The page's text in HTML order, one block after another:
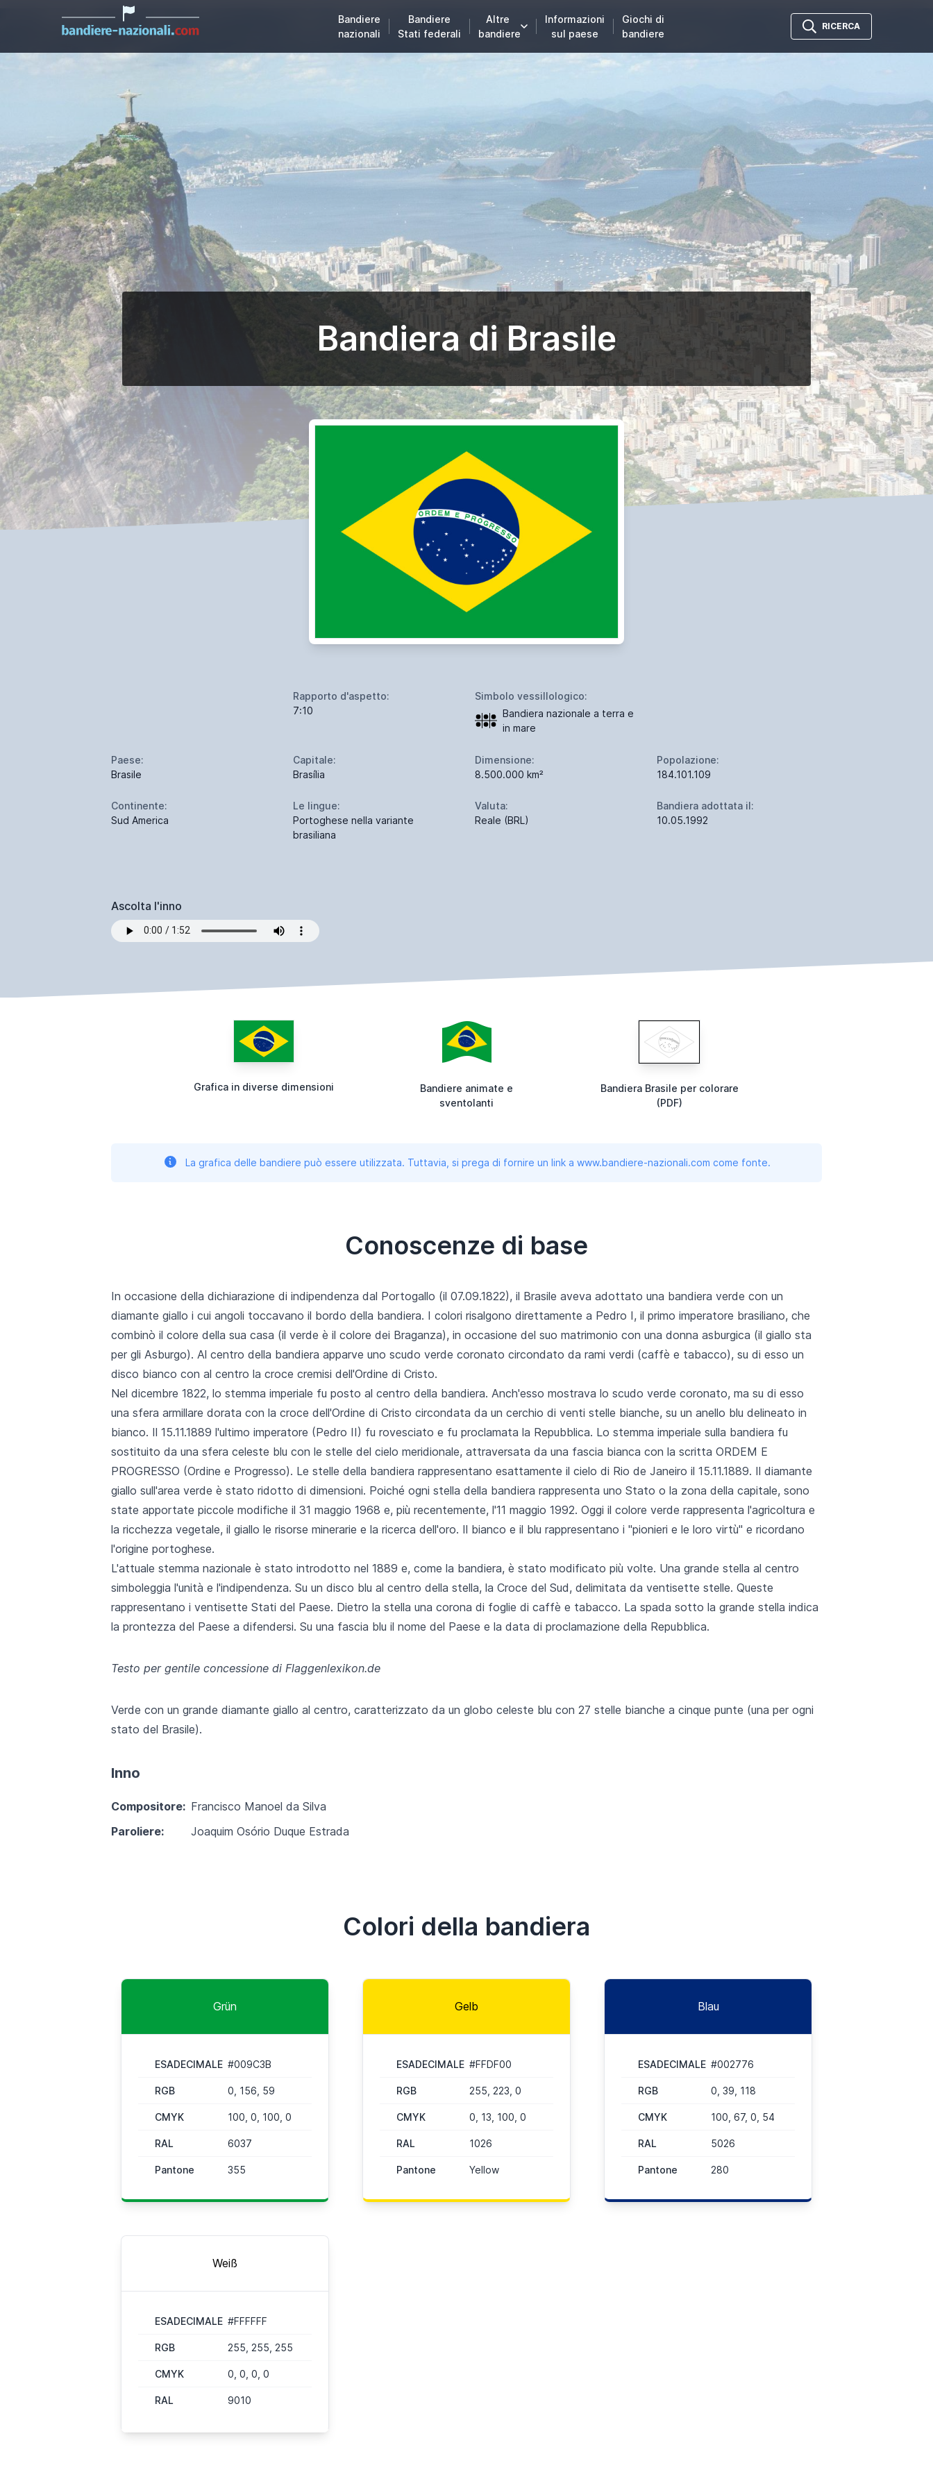
Bandiere
nazionali
Bandiere
Stati federali
Altre
bandiere
Informazioni
sul paese
Giochi di
bandiere
RICERCA
Bandiera di Brasile
Rapporto d'aspetto:
7:10
Simbolo vessillologico:
Bandiera nazionale a terra e
in mare
Paese:
Brasile
Capitale:
Brasília
Dimensione:
8.500.000 km²
Popolazione:
184.101.109
Continente:
Sud America
Le lingue:
Portoghese nella variante
brasiliana
Valuta:
Reale (BRL)
Bandiera adottata il:
10.05.1992
Ascolta l'inno
Grafica in diverse dimensioni
Bandiere animate e
sventolanti
Bandiera Brasile per colorare
(PDF)
La grafica delle bandiere può essere utilizzata. Tuttavia, si prega di fornire un link a www.bandiere-nazionali.com come fonte.
Conoscenze di base
In occasione della dichiarazione di indipendenza dal Portogallo (il 07.09.1822), il Brasile aveva adottato una bandiera verde con un
diamante giallo i cui angoli toccavano il bordo della bandiera. I colori risalgono direttamente a Pedro I, il primo imperatore brasiliano, che
combinò il colore della sua casa (il verde è il colore dei Braganza), in occasione del suo matrimonio con una donna asburgica (il giallo sta
per gli Asburgo). Al centro della bandiera apparve uno scudo verde coronato circondato da rami verdi (caffè e tabacco), su di esso un
disco bianco con al centro la croce cremisi dell'Ordine di Cristo.
Nel dicembre 1822, lo stemma imperiale fu posto al centro della bandiera. Anch'esso mostrava lo scudo verde coronato, ma su di esso
una sfera armillare dorata con la croce dell'Ordine di Cristo circondata da un cerchio di venti stelle bianche, su un anello blu delineato in
bianco. Il 15.11.1889 l'ultimo imperatore (Pedro II) fu rovesciato e fu proclamata la Repubblica. Lo stemma imperiale sulla bandiera fu
sostituito da una sfera celeste blu con le stelle del cielo meridionale, attraversata da una fascia bianca con la scritta ORDEM E
PROGRESSO (Ordine e Progresso). Le stelle della bandiera rappresentano esattamente il cielo di Rio de Janeiro il 15.11.1889. Il diamante
giallo sull'area verde è stato ridotto di dimensioni. Poiché ogni stella della bandiera rappresenta uno Stato o la zona della capitale, sono
state apportate piccole modifiche il 31 maggio 1968 e, più recentemente, l'11 maggio 1992. Oggi il colore verde rappresenta l'agricoltura e
la ricchezza vegetale, il giallo le risorse minerarie e la ricerca dell'oro. Il bianco e il blu rappresentano i "pionieri e le loro virtù" e ricordano
l'origine portoghese.
L'attuale stemma nazionale è stato introdotto nel 1889 e, come la bandiera, è stato modificato più volte. Una grande stella al centro
simboleggia l'unità e l'indipendenza. Su un disco blu al centro della stella, la Croce del Sud, delimitata da ventisette stelle. Queste
rappresentano i ventisette Stati del Paese. Dietro la stella una corona di foglie di caffè e tabacco. La spada sotto la grande stella indica
la prontezza del Paese a difendersi. Su una fascia blu il nome del Paese e la data di proclamazione della Repubblica.
Testo per gentile concessione di Flaggenlexikon.de
Verde con un grande diamante giallo al centro, caratterizzato da un globo celeste blu con 27 stelle bianche a cinque punte (una per ogni
stato del Brasile).
Inno
Compositore: Francisco Manoel da Silva
Paroliere:
Joaquim Osório Duque Estrada
Colori della bandiera
Grün
ESADECIMALE #009C3B
RGB 0, 156, 59
CMYK 100, 0, 100, 0
RAL 6037
Pantone 355
Gelb
ESADECIMALE #FFDF00
RGB 255, 223, 0
CMYK 0, 13, 100, 0
RAL 1026
Pantone Yellow
Blau
ESADECIMALE #002776
RGB 0, 39, 118
CMYK 100, 67, 0, 54
RAL 5026
Pantone 280
Weiß
ESADECIMALE #FFFFFF
RGB 255, 255, 255
CMYK 0, 0, 0, 0
RAL 9010